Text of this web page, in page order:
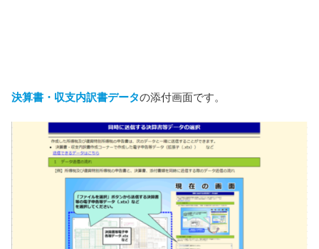
決算書・収支内訳書データの添付画面です。